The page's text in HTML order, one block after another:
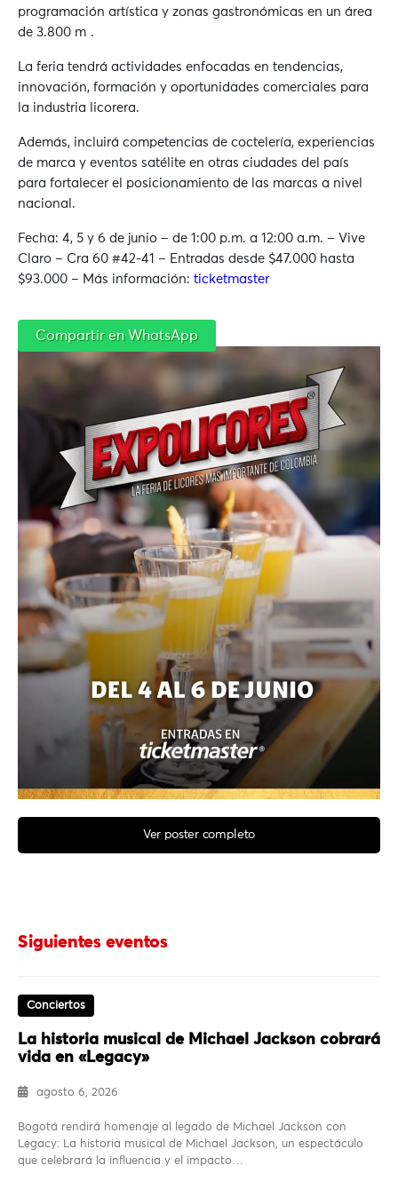
Ver poster completo
programación artística y zonas gastronómicas en un área
de 3.800 m².
La feria tendrá actividades enfocadas en tendencias,
innovación, formación y oportunidades comerciales para
la industria licorera.
Además, incluirá competencias de coctelería, experiencias
de marca y eventos satélite en otras ciudades del país
para fortalecer el posicionamiento de las marcas a nivel
nacional.
Fecha: 4, 5 y 6 de junio – de 1:00 p.m. a 12:00 a.m. – Vive
Claro – Cra 60 #42-41 – Entradas desde $47.000 hasta
$93.000 – Más información: ticketmaster
Compartir en WhatsApp
Siguientes eventos
Conciertos
La historia musical de Michael Jackson cobrará
vida en «Legacy»
agosto 6, 2026
Bogotá rendirá homenaje al legado de Michael Jackson con
Legacy: La historia musical de Michael Jackson, un espectáculo
que celebrará la influencia y el impacto…